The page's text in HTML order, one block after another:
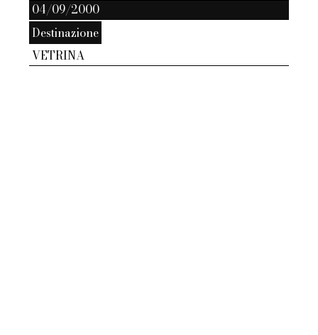
04/09/2000
Destinazione
VETRINA